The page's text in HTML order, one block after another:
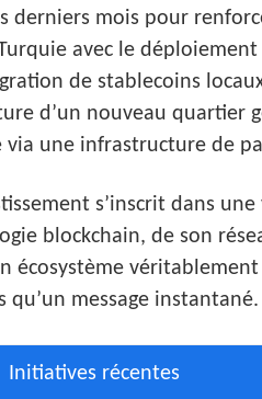
derniers mois pour
avec le déploiement
de stablecoins
d’un nouveau quartier
via une infrastructure de
s’inscrit dans
blockchain, de son
écosystème
qu’un message instantané.
Initiatives récentes